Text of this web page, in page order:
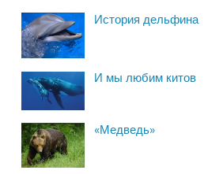
История дельфина
И мы любим китов
«Медведь»